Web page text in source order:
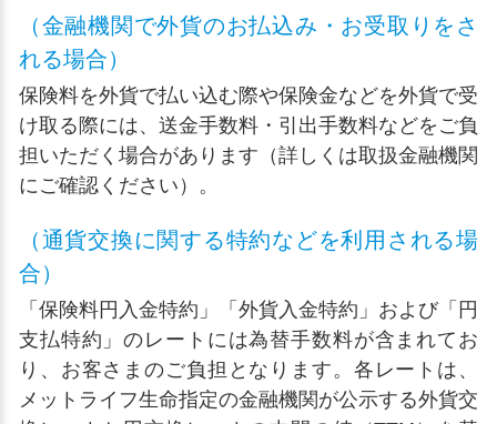
（金融機関で外貨のお払込み・お受取りをさ
れる場合）
保険料を外貨で払い込む際や保険金などを外貨で受
け取る際には、送金手数料・引出手数料などをご負
担いただく場合があります（詳しくは取扱金融機関
にご確認ください）。
（通貨交換に関する特約などを利用される場
合）
「保険料円入金特約」「外貨入金特約」および「円
支払特約」のレートには為替手数料が含まれてお
り、お客さまのご負担となります。各レートは、
メットライフ生命指定の金融機関が公示する外貨交